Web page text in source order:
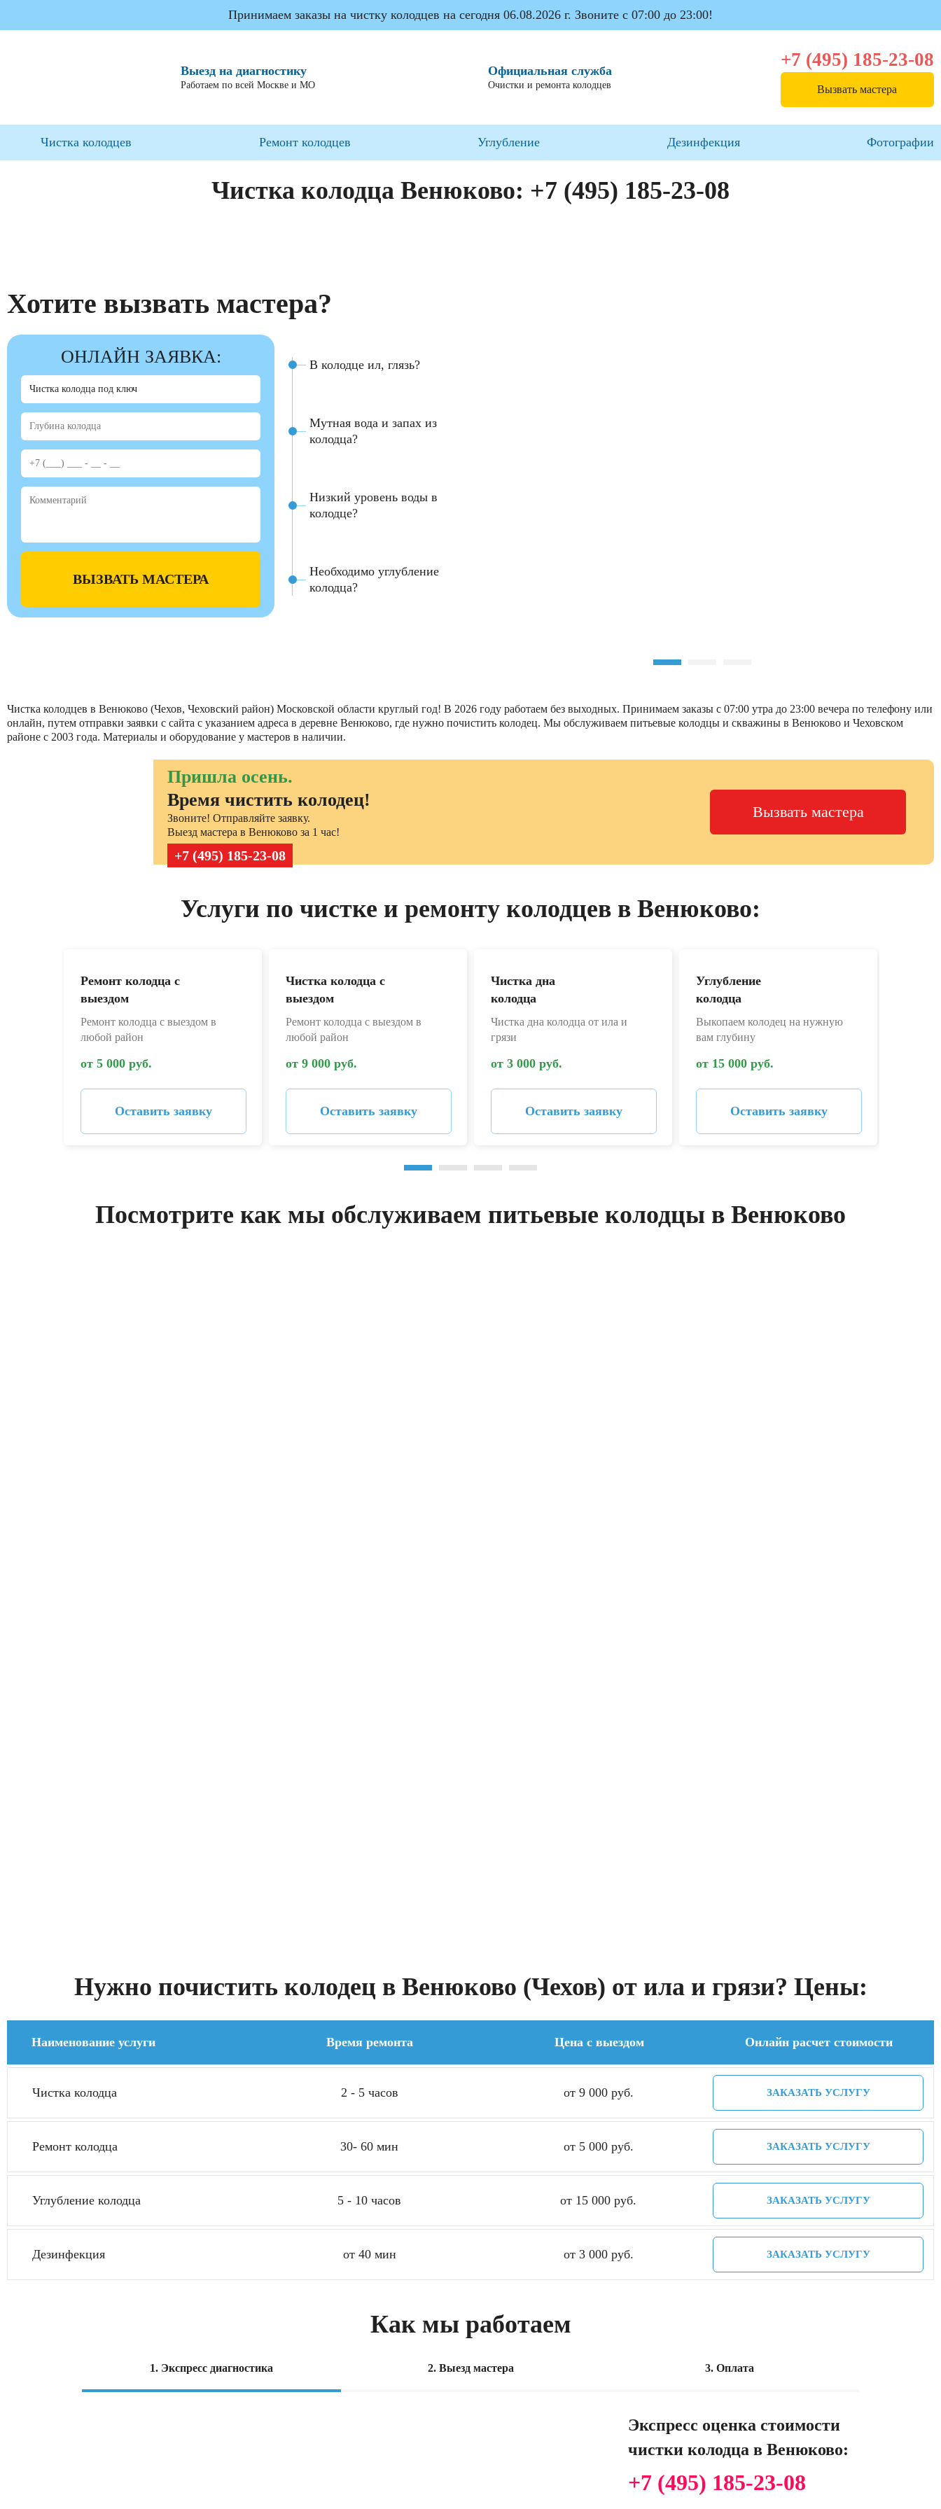
Принимаем заказы на чистку колодцев на сегодня 06.08.2026 г. Звоните с 07:00 до 23:00!
Выезд на диагностику
Работаем по всей Москве и МО
Официальная служба
Очистки и ремонта колодцев
+7 (495) 185-23-08
Вызвать мастера
Чистка колодцев Ремонт колодцев Углубление Дезинфекция Фотографии
Чистка колодца Венюково: +7 (495) 185-23-08
Хотите вызвать мастера?
ОНЛАЙН ЗАЯВКА:
ВЫЗВАТЬ МАСТЕРА
В колодце ил, глязь?
Мутная вода и запах из
колодца?
Низкий уровень воды в
колодце?
Необходимо углубление
колодца?
Чистка колодцев в Венюково (Чехов, Чеховский район) Московской области круглый год! В 2026 году работаем без выходных. Принимаем заказы с 07:00 утра до 23:00 вечера по телефону или
онлайн, путем отправки заявки с сайта с указанием адреса в деревне Венюково, где нужно почистить колодец. Мы обслуживаем питьевые колодцы и скважины в Венюково и Чеховском
районе с 2003 года. Материалы и оборудование у мастеров в наличии.
Пришла осень.
Время чистить колодец!
Звоните! Отправляйте заявку.
Выезд мастера в Венюково за 1 час!
+7 (495) 185-23-08
Вызвать мастера
Услуги по чистке и ремонту колодцев в Венюково:
Ремонт колодца с
выездом
Ремонт колодца с выездом в
любой район
от 5 000 руб.
Оставить заявку
Чистка колодца с
выездом
Ремонт колодца с выездом в
любой район
от 9 000 руб.
Оставить заявку
Чистка дна
колодца
Чистка дна колодца от ила и
грязи
от 3 000 руб.
Оставить заявку
Углубление
колодца
Выкопаем колодец на нужную
вам глубину
от 15 000 руб.
Оставить заявку
Посмотрите как мы обслуживаем питьевые колодцы в Венюково
Нужно почистить колодец в Венюково (Чехов) от ила и грязи? Цены:
Наименование услуги Время ремонта Цена с выездом Онлайн расчет стоимости
Чистка колодца 2 - 5 часов от 9 000 руб. ЗАКАЗАТЬ УСЛУГУ
Ремонт колодца 30- 60 мин от 5 000 руб. ЗАКАЗАТЬ УСЛУГУ
Углубление колодца 5 - 10 часов от 15 000 руб. ЗАКАЗАТЬ УСЛУГУ
Дезинфекция от 40 мин от 3 000 руб. ЗАКАЗАТЬ УСЛУГУ
Как мы работаем
1. Экспресс диагностика 2. Выезд мастера 3. Оплата
Экспресс оценка стоимости
чистки колодца в Венюково:
+7 (495) 185-23-08